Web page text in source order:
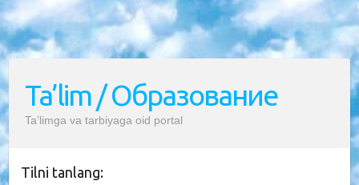
Ta’lim / Образование
Ta’limga va tarbiyaga oid portal
Tilni tanlang: